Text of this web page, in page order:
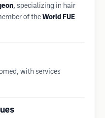
, specializing in hair
of the World FUE
with services